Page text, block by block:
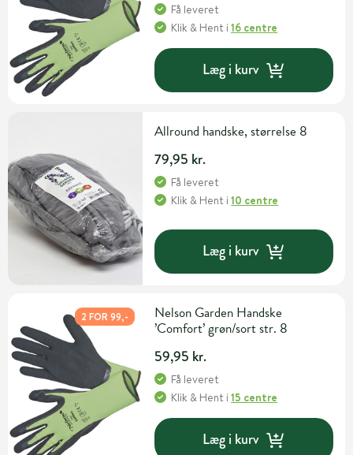
Få leveret
Klik & Hent i16 centre
Læg i kurv
Allround handske, størrelse 8
79,95 kr.
Få leveret
Klik & Hent i10 centre
Læg i kurv
2 FOR 99,-
Nelson Garden Handske
’Comfort’ grøn/sort str. 8
59,95 kr.
Få leveret
Klik & Hent i15 centre
Læg i kurv